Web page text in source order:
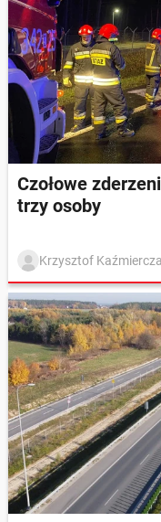
Czołowe
trzy osoby
Krzysztof